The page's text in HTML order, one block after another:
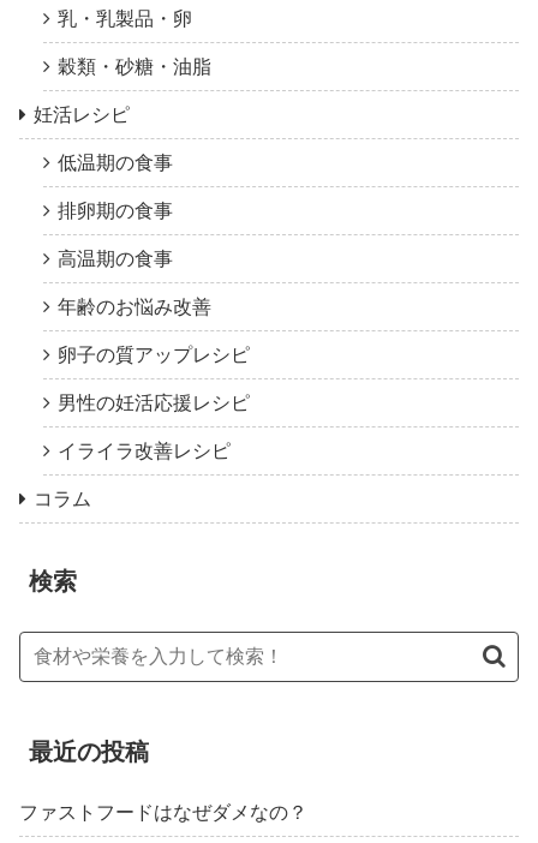
乳・乳製品・卵
穀類・砂糖・油脂
妊活レシピ
低温期の食事
排卵期の食事
高温期の食事
年齢のお悩み改善
卵子の質アップレシピ
男性の妊活応援レシピ
イライラ改善レシピ
コラム
検索
最近の投稿
ファストフードはなぜダメなの？